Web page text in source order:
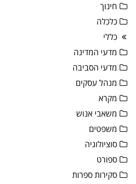
חינוך
כלכלה
כללי
מדעי המדינה
מדעי הסביבה
מנהל עסקים
מקרא
משאבי אנוש
משפטים
סוציולוגיה
ספורט
סקירות ספרות